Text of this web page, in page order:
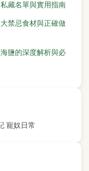
藏名單與實用指南
禁忌食材與正確做
鹽的深度解析與必
寵奴日常